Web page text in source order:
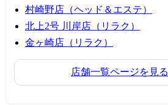
村崎野店（ヘッド＆エステ）
北上2号 川岸店（リラク）
金ヶ崎店（リラク）
店舗一覧ページを見る